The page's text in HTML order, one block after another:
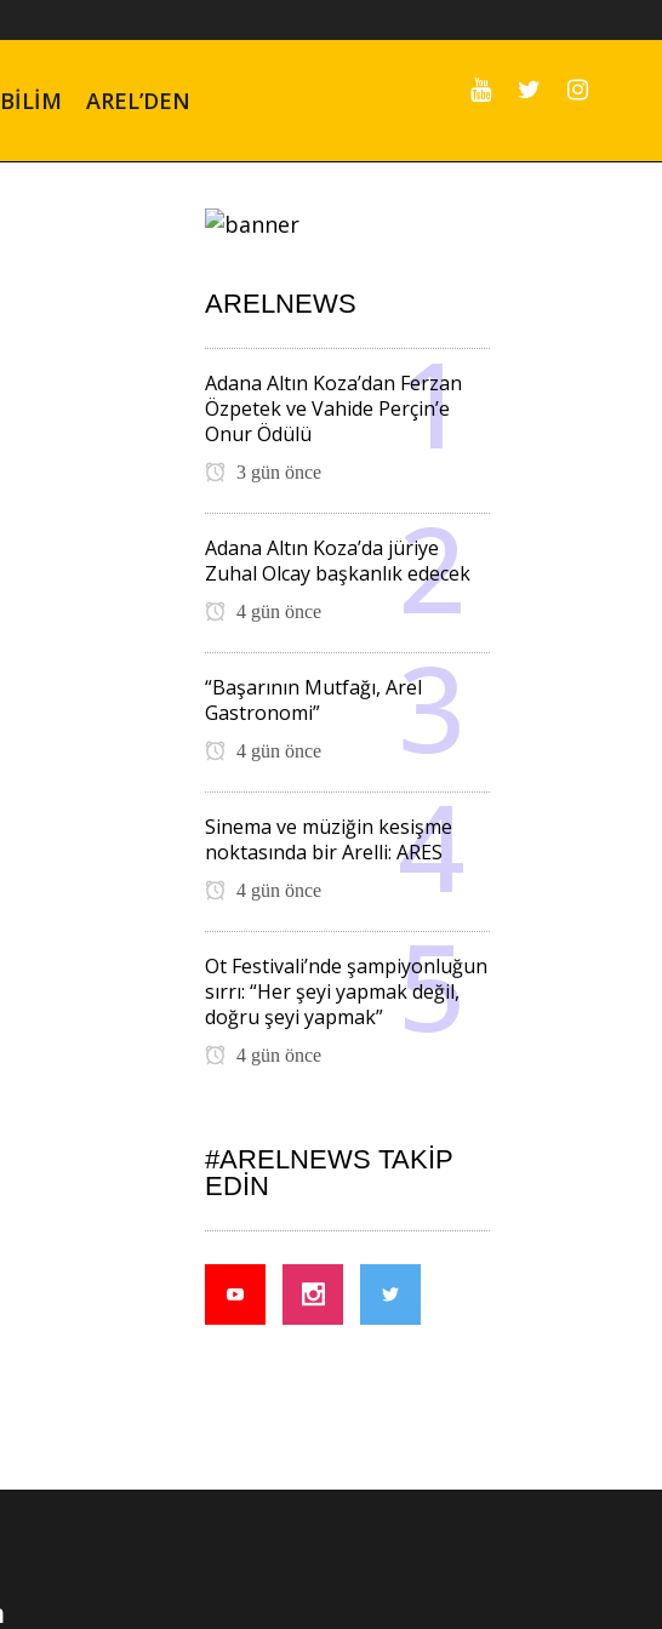
BILIM AREL’DEN
ARELNEWS
Adana Altın Koza’dan Ferzan
Özpetek ve Vahide Perçin’e
Onur Ödülü
3 gün önce
Adana Altın Koza’da jüriye
Zuhal Olcay başkanlık edecek
4 gün önce
“Başarının Mutfağı, Arel
Gastronomi”
4 gün önce
Sinema ve müziğin kesişme
noktasında bir Arelli: ARES
4 gün önce
Ot Festivali’nde şampiyonluğun
sırrı: “Her şeyi yapmak değil,
doğru şeyi yapmak”
4 gün önce
#ARELNEWS TAKIP
EDIN